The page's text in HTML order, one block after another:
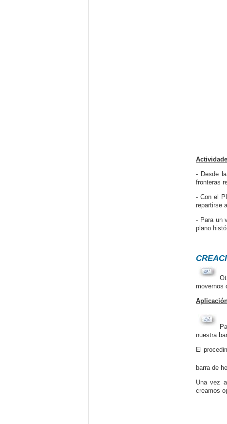
- Desde
fronteras
- Con el
repartirse
- Para un
plano
movernos
nuestra
El
barra de
Una vez
creamos